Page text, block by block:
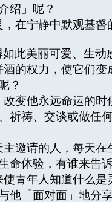
绍」呢？
在宁静中默观基
此美丽可爱、生动
的权力，使它们变
？
变他永远命运的时
祈祷、交谈或做任
邀请的人，每天在
命体验，有谁来告
青年人知道什么是
他「面对面」地分